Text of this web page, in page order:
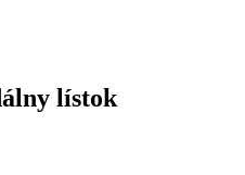
lístok